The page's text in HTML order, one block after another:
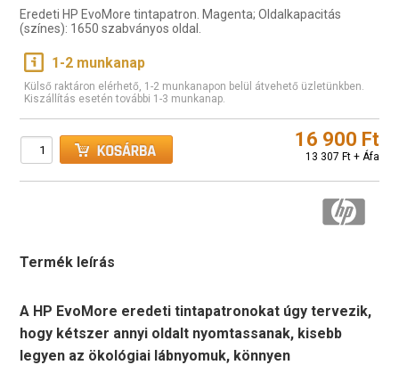
Eredeti HP EvoMore tintapatron. Magenta; Oldalkapacitás
(színes): 1650 szabványos oldal.
1-2 munkanap
Külső raktáron elérhető, 1-2 munkanapon belül átvehető üzletünkben.
Kiszállítás esetén további 1-3 munkanap.
16 900 Ft
13 307 Ft + Áfa
Termék leírás
A HP EvoMore eredeti tintapatronokat úgy tervezik,
hogy kétszer annyi oldalt nyomtassanak, kisebb
legyen az ökológiai lábnyomuk, könnyen